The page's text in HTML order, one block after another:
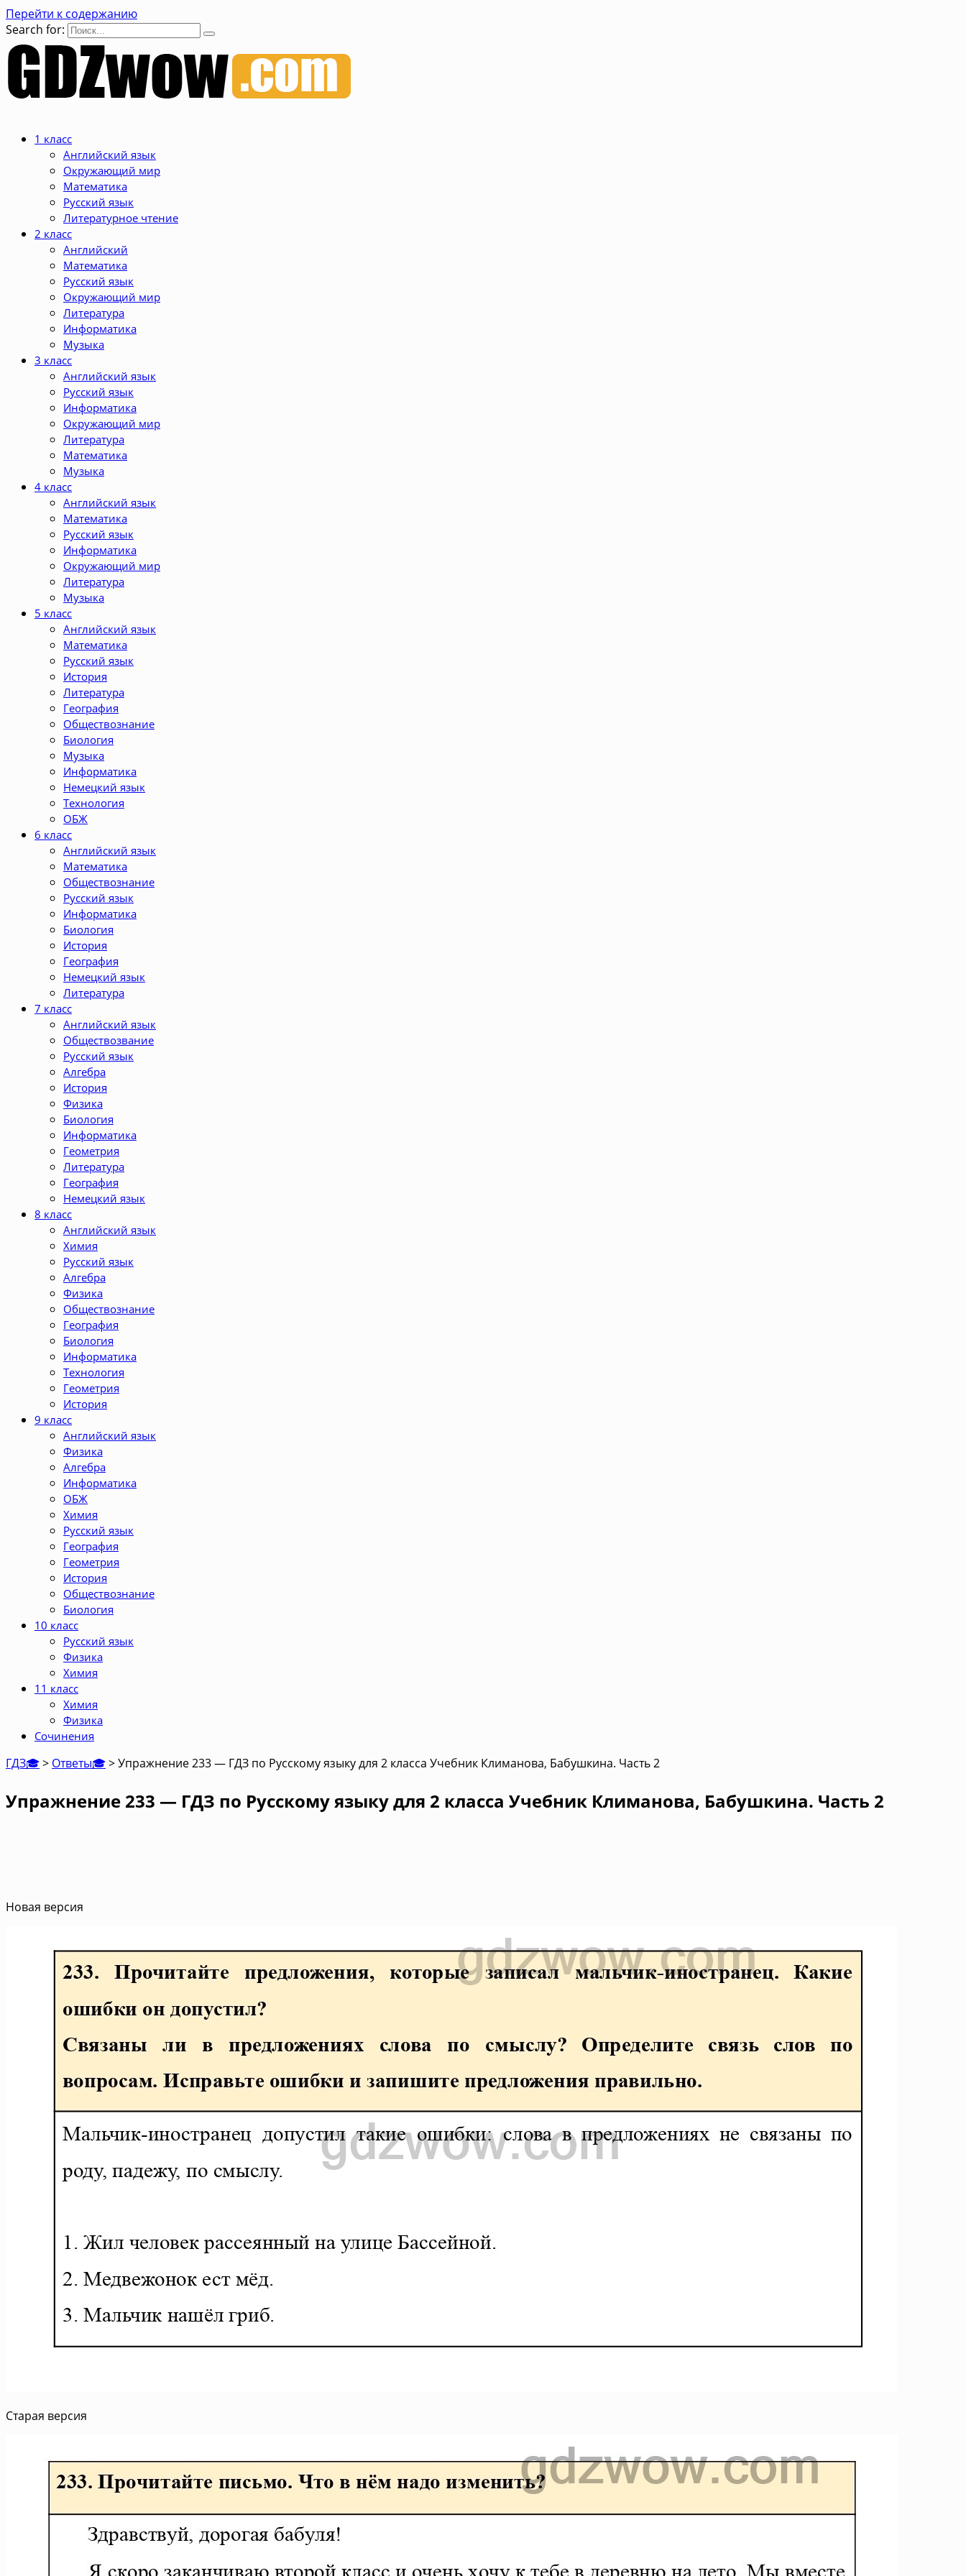
Перейти к содержанию
Search for:
1 класс
Английский язык
Окружающий мир
Математика
Русский язык
Литературное чтение
2 класс
Английский
Математика
Русский язык
Окружающий мир
Литература
Информатика
Музыка
3 класс
Английский язык
Русский язык
Информатика
Окружающий мир
Литература
Математика
Музыка
4 класс
Английский язык
Математика
Русский язык
Информатика
Окружающий мир
Литература
Музыка
5 класс
Английский язык
Математика
Русский язык
История
Литература
География
Обществознание
Биология
Музыка
Информатика
Немецкий язык
Технология
ОБЖ
6 класс
Английский язык
Математика
Обществознание
Русский язык
Информатика
Биология
История
География
Немецкий язык
Литература
7 класс
Английский язык
Обществозвание
Русский язык
Алгебра
История
Физика
Биология
Информатика
Геометрия
Литература
География
Немецкий язык
8 класс
Английский язык
Химия
Русский язык
Алгебра
Физика
Обществознание
География
Биология
Информатика
Технология
Геометрия
История
9 класс
Английский язык
Физика
Алгебра
Информатика
ОБЖ
Химия
Русский язык
География
Геометрия
История
Обществознание
Биология
10 класс
Русский язык
Физика
Химия
11 класс
Химия
Физика
Сочинения
ГДЗ🎓> Ответы🎓>Упражнение 233 — ГДЗ по Русскому языку для 2 класса Учебник Климанова, Бабушкина. Часть 2
Упражнение 233 — ГДЗ по Русскому языку для 2 класса Учебник Климанова, Бабушкина. Часть 2
Новая версия
Старая версия